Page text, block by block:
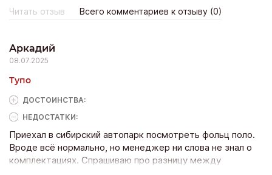
Читать отзыв Всего комментариев к отзыву (0)
Аркадий
08.07.2025
Тупо
ДОСТОИНCТВА:
НЕДОСТАТКИ:
Приехал в сибирский автопарк посмотреть фольц поло.
Вроде всё нормально, но менеджер ни слова не знал о
комплектациях. Спрашиваю про разницу между